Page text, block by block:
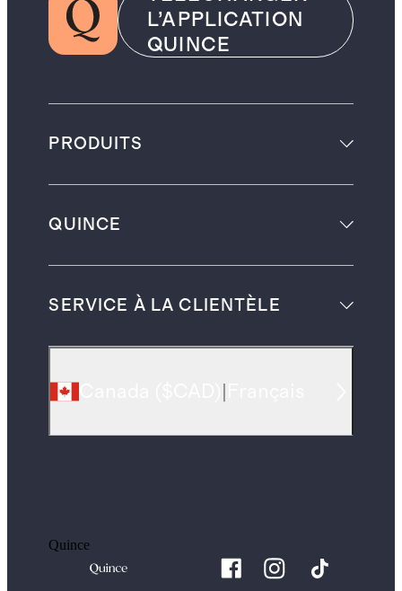
L’APPLICATION
QUINCE
PRODUITS
QUINCE
SERVICE À LA CLIENTÈLE
Quince